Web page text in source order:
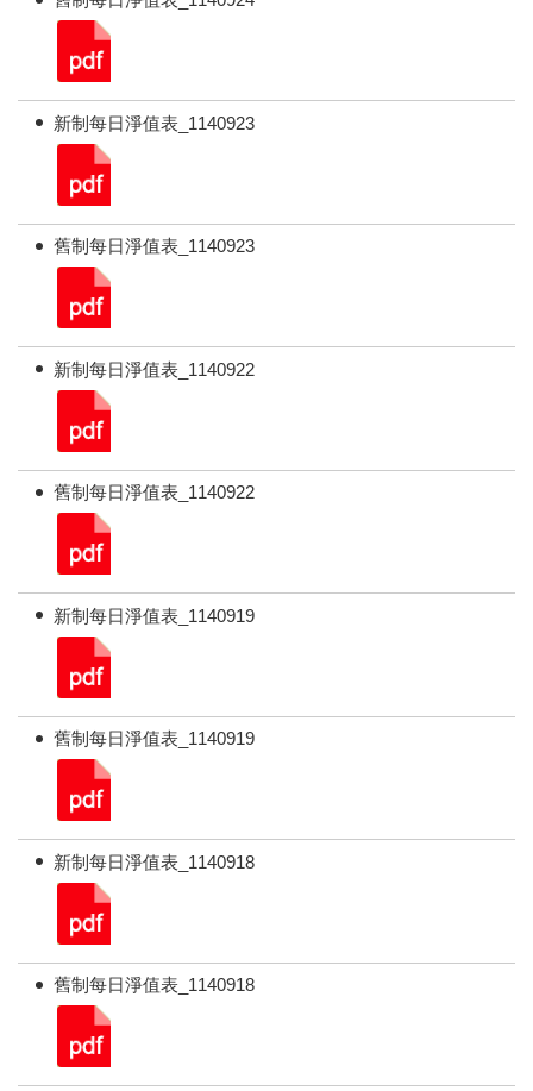
新制每日淨值表_1140923
舊制每日淨值表_1140923
新制每日淨值表_1140922
舊制每日淨值表_1140922
新制每日淨值表_1140919
舊制每日淨值表_1140919
新制每日淨值表_1140918
舊制每日淨值表_1140918